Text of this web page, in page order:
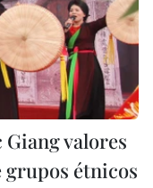
valores
étnicos